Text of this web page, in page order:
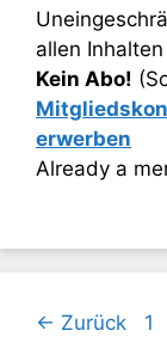
allen
Kein Abo!
erwerben
Already a
← Zurück 1